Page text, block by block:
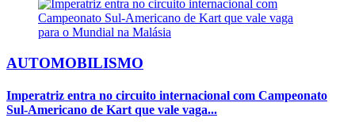
AUTOMOBILISMO
Imperatriz entra no circuito internacional com Campeonato
Sul-Americano de Kart que vale vaga...